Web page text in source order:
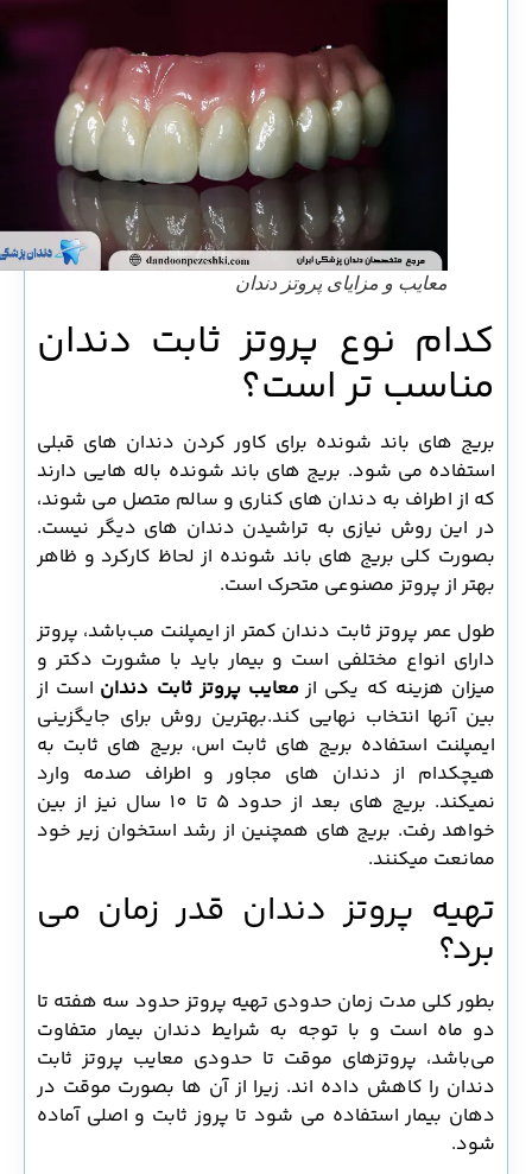
معایب و مزایای پروتز دندان
کدام نوع پروتز ثابت دندان
مناسب تر است؟
بریج های باند شونده برای کاور کردن دندان های قبلی
استفاده می شود. بریج های باند شونده باله هایی دارند
که از اطراف به دندان های کناری و سالم متصل می شوند،
در این روش نیازی به تراشیدن دندان های دیگر نیست.
بصورت کلی بریج های باند شونده از لحاظ کارکرد و ظاهر
بهتر از پروتز مصنوعی متحرک است.
طول عمر پروتز ثابت دندان کمتر از ایمپلنت مب‌باشد، پروتز
دارای انواع مختلفی است و بیمار باید با مشورت دکتر و
میزان هزینه که یکی ازمعایب پروتز ثابت دنداناست از
بین آنها انتخاب نهایی کند.بهترین روش برای جایگزینی
ایمپلنت استفاده بریج های ثابت اس، بریج های ثابت به
هیچکدام از دندان های مجاور و اطراف صدمه وارد
نمیکند. بریج های بعد از حدود 5 تا 10 سال نیز از بین
خواهد رفت. بریج های همچنین از رشد استخوان زیر خود
ممانعت میکنند.
تهیه پروتز دندان قدر زمان می
برد؟
بطور کلی مدت زمان حدودی تهیه پروتز حدود سه هفته تا
دو ماه است و با توجه به شرایط دندان بیمار متفاوت
می‌باشد، پروتزهای موقت تا حدودی معایب پروتز ثابت
دندان را کاهش داده اند. زیرا از آن ها بصورت موقت در
دهان بیمار استفاده می شود تا پروز ثابت و اصلی آماده
شود.